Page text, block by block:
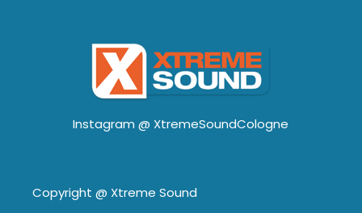
Instagram @ XtremeSoundCologne
Copyright @ Xtreme Sound